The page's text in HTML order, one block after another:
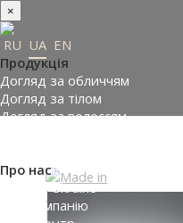
×
RU UA EN
Продукція
Догляд за обличчям
Догляд за тілом
Догляд за волоссям
Про нас
Made in Ukraine
Про компанію